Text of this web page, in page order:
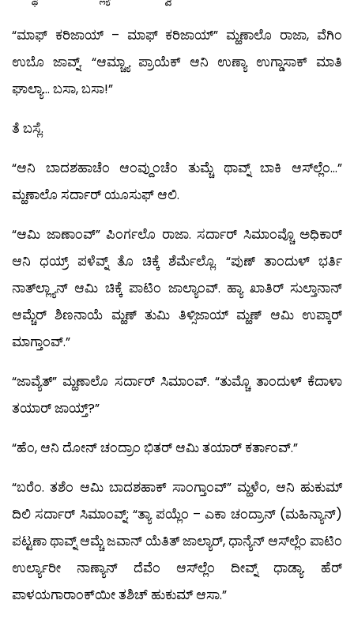
“ಮಾಫ್ ಕರಿಜಾಯ್ – ಮಾಫ್ ಕರಿಜಾಯ್” ಮ್ಹಣಾಲೊ ರಾಜಾ, ವೆಗಿಂ
ಉಬೊ ಜಾವ್ನ್. “ಆಮ್ಚ್ಯಾ ಪ್ರಾಯೆಕ್ ಆನಿ ಉಣ್ಯಾ ಉಗ್ಡಾಸಾಕ್ ಮಾತಿ
ಘಾಲ್ಯಾ… ಬಸಾ, ಬಸಾ!”
ತೆ ಬಸ್ಲೆ.
“ಆನಿ ಬಾದಶಹಾಚೆಂ ಆಂವ್ದುಂಚೆಂ ತುಮ್ಚೆ ಥಾವ್ನ್ ಬಾಕಿ ಆಸ್‍ಲ್ಲೆಂ…”
ಮ್ಹಣಾಲೊ ಸರ್ದಾರ್ ಯೂಸುಫ್ ಆಲಿ.
“ಆಮಿ ಜಾಣಾಂವ್” ಪಿಂರ್ಗಲೊ ರಾಜಾ. ಸರ್ದಾರ್ ಸಿಮಾಂವ್ಚೊ ಅಧಿಕಾರ್
ಆನಿ ಧಯ್ರ್ ಪಳೆವ್ನ್ ತೊ ಚಿಕ್ಕೆ ಶೆರ್ಮೆಲ್ಲೊ. “ಪುಣ್ ತಾಂದುಳ್ ಭರ್ತಿ
ನಾತ್‍ಲ್ಲ್ಯಾನ್ ಆಮಿ ಚಿಕ್ಕೆ ಪಾಟಿಂ ಜಾಲ್ಯಾಂವ್. ಹ್ಯಾ ಖಾತಿರ್ ಸುಲ್ತಾನಾನ್
ಆಮ್ಚೆರ್ ಶಿಣನಾಯೆ ಮ್ಹಣ್ ತುಮಿ ತಿಳ್ಸಿಜಾಯ್ ಮ್ಹಣ್ ಆಮಿ ಉಪ್ಕಾರ್
ಮಾಗ್ತಾಂವ್.”
“ಜಾವ್ಯೆತ್” ಮ್ಹಣಾಲೊ ಸರ್ದಾರ್ ಸಿಮಾಂವ್. “ತುಮ್ಚೊ ತಾಂದುಳ್ ಕೆದಾಳಾ
ತಯಾರ್ ಜಾಯ್ತ್?”
“ಹೆಂ, ಆನಿ ದೋನ್ ಚಂದ್ರಾಂ ಭಿತರ್ ಆಮಿ ತಯಾರ್ ಕರ್ತಾಂವ್.”
“ಬರೆಂ. ತಶೆಂ ಆಮಿ ಬಾದಶಹಾಕ್ ಸಾಂಗ್ತಾಂವ್” ಮ್ಹಳೆಂ, ಆನಿ ಹುಕುಮ್
ದಿಲಿ ಸರ್ದಾರ್ ಸಿಮಾಂವ್ನ್: “ತ್ಯಾ ಪಯ್ಲೆಂ – ಎಕಾ ಚಂದ್ರಾನ್ (ಮಹಿನ್ಯಾನ್)
ಪಟ್ಟಣಾ ಥಾವ್ನ್ ಆಮ್ಚೆ ಜವಾನ್ ಯೆತಿತ್ ಜಾಲ್ಯಾರ್, ಧಾನ್ಯೆನ್ ಆಸ್‍ಲ್ಲೆಂ ಪಾಟಿಂ
ಉರ್ಲ್ಯಾರೀ ನಾಣ್ಯಾನ್ ದೆವೆಂ ಆಸ್‍ಲ್ಲೆಂ ದೀವ್ನ್ ಧಾಡ್ಯಾ. ಹೆರ್
ಪಾಳಯಗಾರಾಂಕ್‍ಯೀ ತಶಿಚ್ ಹುಕುಮ್ ಆಸಾ.”